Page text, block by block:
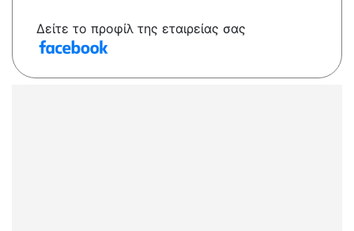
Δείτε το προφίλ της εταιρείας σας